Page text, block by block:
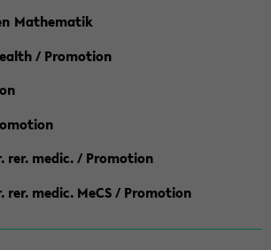
Mathematik
/ Promotion
rer. medic. / Promotion
rer. medic. MeCS / Promotion